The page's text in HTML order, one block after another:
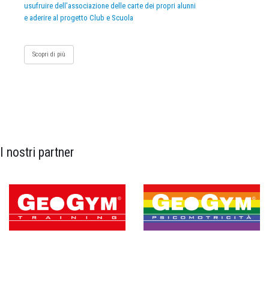
usufruire dell’associazione delle carte dei propri alunni
e aderire al progetto Club e Scuola
Scopri di più
I nostri partner